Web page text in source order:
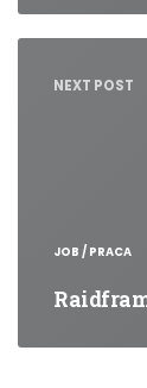
NEXT POST
JOB / PRACA